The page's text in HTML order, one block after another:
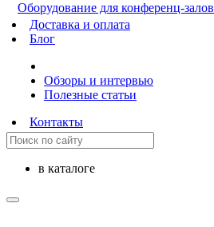
Оборудование для конференц-залов
Доставка и оплата
Блог
Обзоры и интервью
Полезные статьи
Контакты
в каталоге